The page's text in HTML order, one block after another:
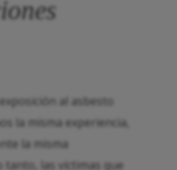
al asbesto
la misma experiencia,
la misma
tanto, las víctimas que